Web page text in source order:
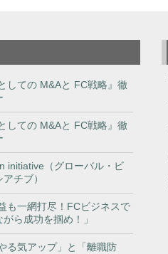
しての M&Aと FC戦略』徹
しての M&Aと FC戦略』徹
initiative（グローバル・ビ
チブ）
も一網打尽！FCビジネスで
ら成功を掴め！」
る気アップ」と「離職防